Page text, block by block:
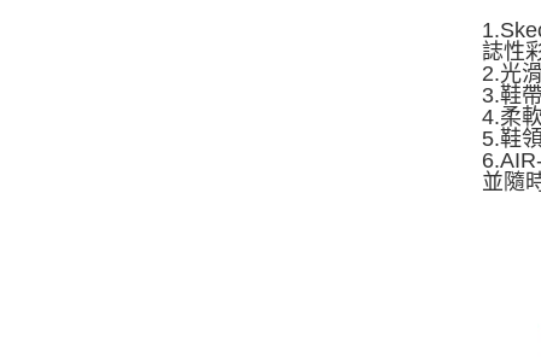
誌性
2.光
3.鞋
4.柔
5.鞋
並隨